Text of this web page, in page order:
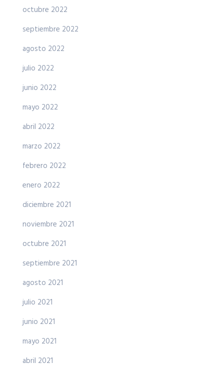
octubre 2022
septiembre 2022
agosto 2022
julio 2022
junio 2022
mayo 2022
abril 2022
marzo 2022
febrero 2022
enero 2022
diciembre 2021
noviembre 2021
octubre 2021
septiembre 2021
agosto 2021
julio 2021
junio 2021
mayo 2021
abril 2021